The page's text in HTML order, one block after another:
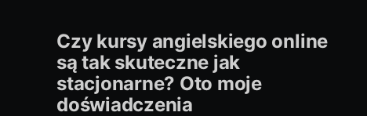
Czy kursy angielskiego online
są tak skuteczne jak
stacjonarne? Oto moje
doświadczenia